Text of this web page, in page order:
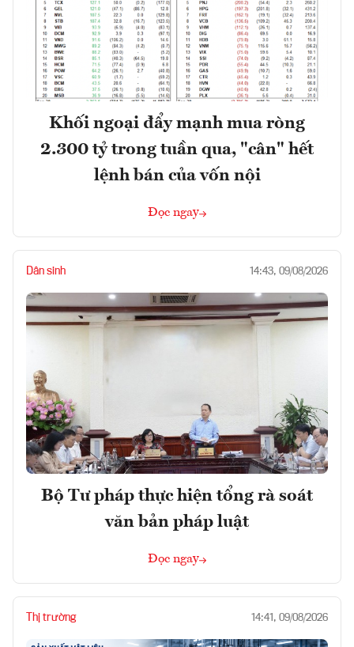
Khối ngoại đẩy mạnh mua ròng
2.300 tỷ trong tuần qua, "cân" hết
lệnh bán của vốn nội
Đọc ngay
Dân sinh 14:43, 09/08/2026
Bộ Tư pháp thực hiện tổng rà soát
văn bản pháp luật
Đọc ngay
Thị trường 14:41, 09/08/2026